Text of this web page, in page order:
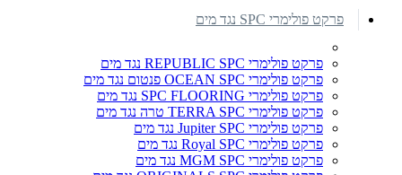
פרקט פולימרי SPC נגד מים
פרקט פולימרי REPUBLIC SPC נגד מים
פרקט פולימרי OCEAN SPC פנטום נגד מים
פרקט פולימרי SPC FLOORING נגד מים
פרקט פולימרי TERRA SPC טרה נגד מים
פרקט פולימרי Jupiter SPC נגד מים
פרקט פולימרי Royal SPC נגד מים
פרקט פולימרי MGM SPC נגד מים